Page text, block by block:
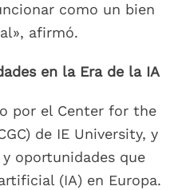
como un bien
afirmó.
en la Era de la IA
por el Center for the
de IE University, y
oportunidades que
(IA) en Europa.